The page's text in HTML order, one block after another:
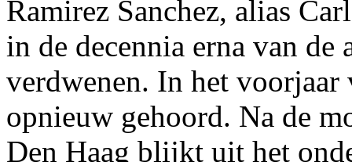
Ramirez Sanchez, alias
in de decennia erna van
verdwenen. In het
opnieuw gehoord. Na de
Den Haag blijkt uit het